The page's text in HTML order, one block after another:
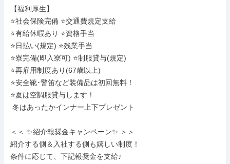
【福利厚生】
⭐社会保険完備 ⭐交通費規定支給
⭐有給休暇あり ⭐資格手当
⭐日払い(規定) ⭐残業手当
⭐寮完備(即入寮可) ⭐制服貸与(規定)
⭐再雇用制度あり(67歳以上)
⭐安全靴･警笛など装備品は初回無料！
⭐夏は空調服貸与します！
＜＜ ✨紹介報奨金キャンペーン✨ ＞＞
紹介する側＆入社する側も嬉しい制度！
条件に応じて、下記報奨金を支給♪